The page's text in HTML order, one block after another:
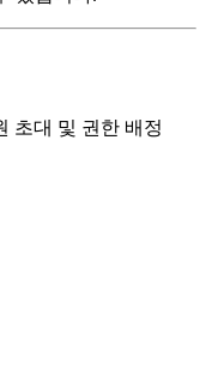
초대 및 권한 배정